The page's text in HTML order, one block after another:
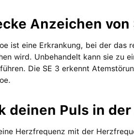
Anzeichen
ist eine Erkrankung, bei der das
wird. Unbehandelt kann sie zu
Die SE 3 erkennt
deinen Puls in
Herzfrequenz mit der